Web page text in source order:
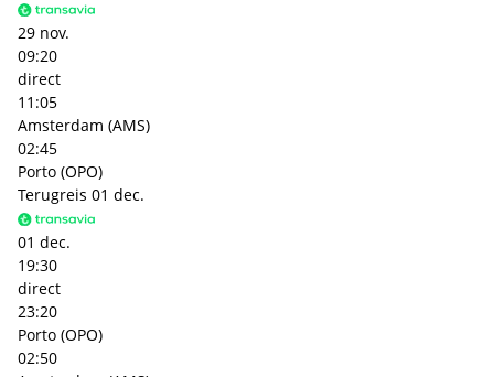
29 nov.
09:20
direct
11:05
Amsterdam (AMS)
02:45
Porto (OPO)
Terugreis 01 dec.
01 dec.
19:30
direct
23:20
Porto (OPO)
02:50